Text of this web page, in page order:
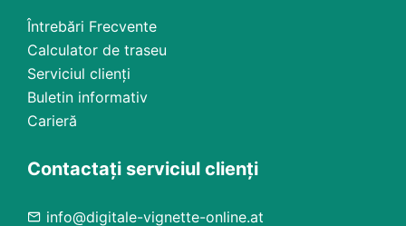
Întrebări Frecvente
Calculator de traseu
Serviciul clienți
Buletin informativ
Carieră
Contactați serviciul clienți
info@digitale-vignette-online.at